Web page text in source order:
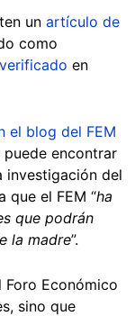
un artículo de
como
en
el blog del FEM
encontrar
investigación del
que el FEM “ha
que podrán
la madre”.
Económico
sino que